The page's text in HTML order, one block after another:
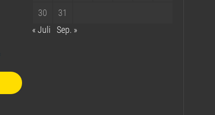
30
31
« Juli
Sep. »